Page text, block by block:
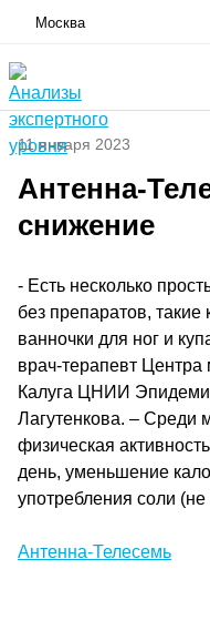
Москва
11 января 2023
Антенна-
снижение
- Есть несколько
без препаратов, такие
ванночки для ног и
врач-терапевт Центра
Калуга ЦНИИ
Лагутенкова. – Среди
физическая
день, уменьшение
употребления соли
Антенна-Телесемь